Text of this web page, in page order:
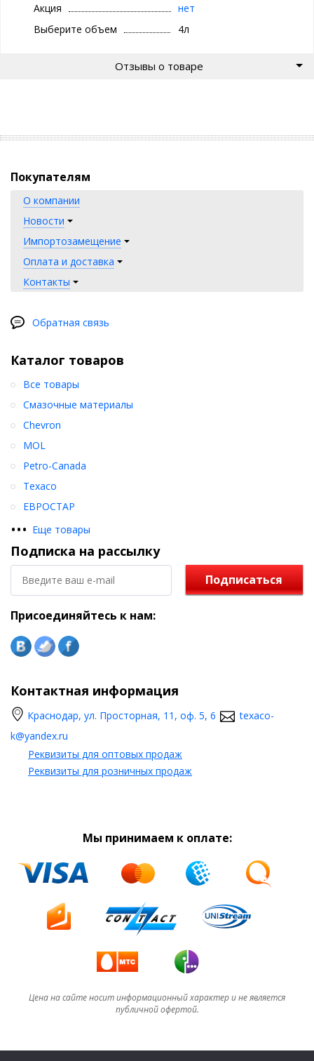
Акция
нет
Выберите объем
4л
Отзывы о товаре
Покупателям
О компании
Новости
Импортозамещение
Оплата и доставка
Контакты
Обратная связь
Каталог товаров
••• Еще товары
Все товары
Смазочные материалы
Chevron
MOL
Petro-Canada
Texaco
ЕВРОСТАР
Подписка на рассылку
Подписаться
Присоединяйтесь к нам:
Контактная информация
Краснодар, ул. Просторная, 11, оф. 5, 6
texaco-
k@yandex.ru
Реквизиты для оптовых продаж
Реквизиты для розничных продаж
Мы принимаем к оплате:
Цена на сайте носит информационный характер и не является
публичной офертой.